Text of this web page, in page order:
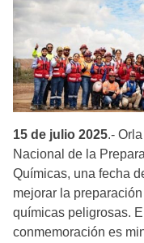
15 de julio 2025.-
Nacional de la
Químicas, una fecha
mejorar la
químicas peligrosas.
conmemoración es